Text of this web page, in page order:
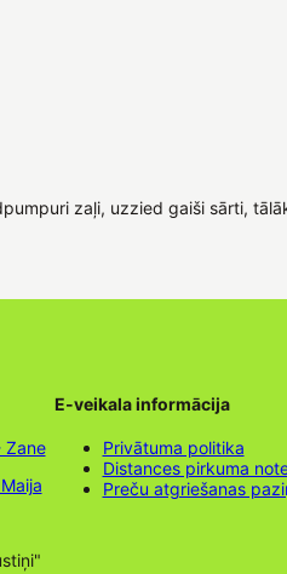
zaļi, uzzied gaiši sārti,
E-veikala informācija
Privātuma politika
Distances pirkuma
Preču atgriešanas